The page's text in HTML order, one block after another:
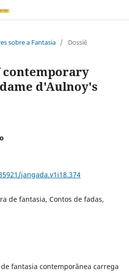
sobre a Fantasia / Dossiê
d'Aulnoy's
jangada.v1i18.374
de fantasia, Contos de fadas,
fantasia contemporânea carrega